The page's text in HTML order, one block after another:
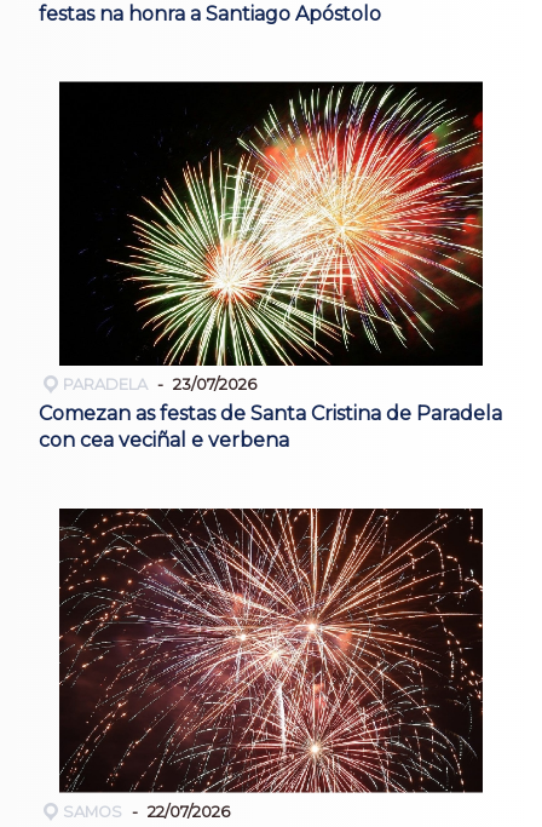
festas na honra a Santiago Apóstolo
PARADELA 23/07/2026
Comezan as festas de Santa Cristina de Paradela
con cea veciñal e verbena
SAMOS 22/07/2026